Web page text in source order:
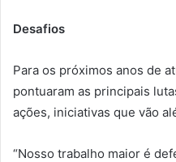
Desafios
Para os próximos anos de
pontuaram as principais
ações, iniciativas que vão
“Nosso trabalho maior é